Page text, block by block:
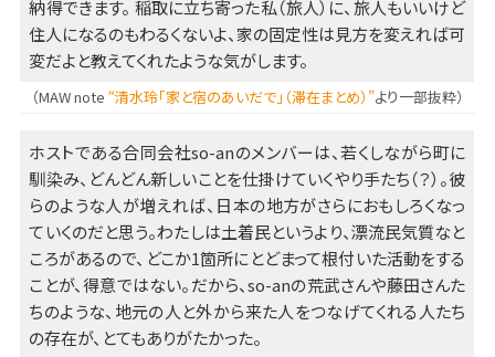
納得できます。 稲取に立ち寄った私（旅人）に、旅人もいいけど
住人になるのもわるくないよ、家の固定性は見方を変えれば可
変だよと教えてくれたような気がします。
（MAW note “清水玲「家と宿のあいだで」（滞在まとめ）”より一部抜粋）
ホストである合同会社so-anのメンバーは、若くしながら町に
馴染み、どんどん新しいことを仕掛けていくやり手たち（？）。彼
らのような人が増えれば、日本の地方がさらにおもしろくなっ
ていくのだと思う。わたしは土着民というより、漂流民気質なと
ころがあるので、どこか1箇所にとどまって根付いた活動をする
ことが、得意ではない。だから、so-anの荒武さんや藤田さんた
ちのような、地元の人と外から来た人をつなげてくれる人たち
の存在が、とてもありがたかった。